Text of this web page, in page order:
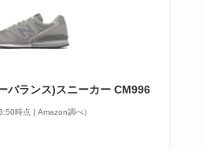
バランス)スニーカー CM996
時点 | Amazon調べ）